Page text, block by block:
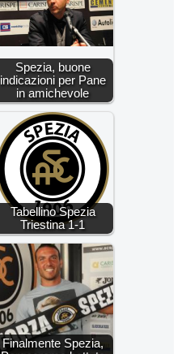
Spezia, buone
indicazioni per Pane
in amichevole
Tabellino Spezia
Triestina 1-1
Finalmente Spezia,